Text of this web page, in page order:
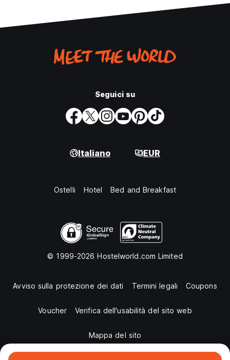
Seguici su
Italiano EUR
Ostelli Hotel Bed and Breakfast
© 1999-2026 Hostelworld.com Limited
Avviso sulla protezione dei dati Termini legali Coupons
Voucher Verifica dell'usabilità del sito web
Mappa del sito